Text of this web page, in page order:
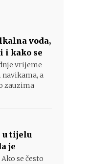
voda,
i kako se
vrijeme
navikama, a
zauzima
u tijelu
je
Ako se često